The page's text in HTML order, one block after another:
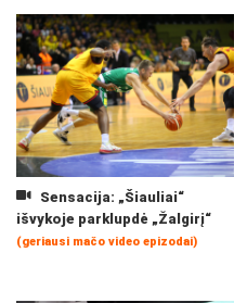
Sensacija: „Šiauliai“
išvykoje parklupdė „Žalgirį“
(geriausi mačo video epizodai)